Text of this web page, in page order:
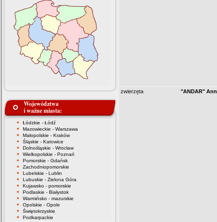
Województwa
i ważne miasta:
Łódzkie - Łódź
Mazowieckie - Warszawa
Małopolskie - Kraków
Śląskie - Katowice
Dolnośląskie - Wrocław
Wielkopolskie - Poznań
Pomorskie - Gdańsk
Zachodniopomorskie
Lubelskie - Lublin
Lubuskie - Zielona Góra
Kujawsko - pomorskie
Podlaskie - Białystok
Warmińsko - mazurskie
Opolskie - Opole
Świętokrzyskie
Podkarpackie
zwierzęta "ANDAR"